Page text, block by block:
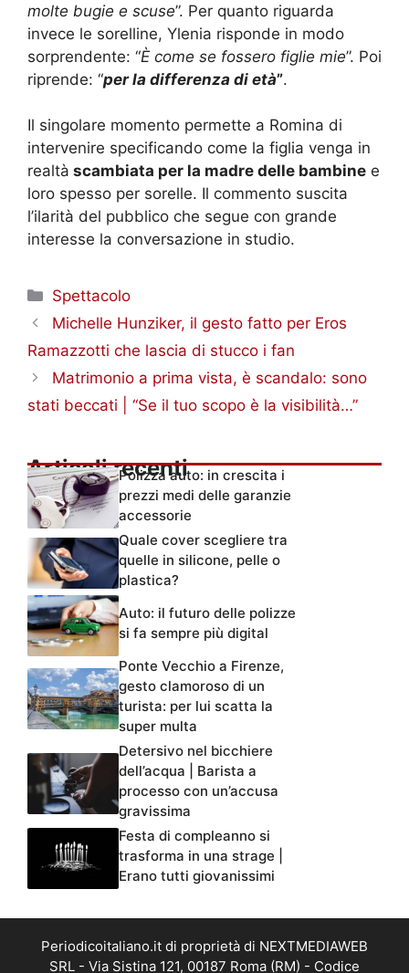
molte bugie e scuse”. Per quanto riguarda
invece le sorelline, Ylenia risponde in modo
sorprendente: “È come se fossero figlie mie”. Poi
riprende: “per la differenza di età”.
Il singolare momento permette a Romina di
intervenire specificando come la figlia venga in
realtà scambiata per la madre delle bambine e
loro spesso per sorelle. Il commento suscita
l’ilarità del pubblico che segue con grande
interesse la conversazione in studio.
Categorie
Spettacolo
Michelle Hunziker, il gesto fatto per Eros
Ramazzotti che lascia di stucco i fan
Matrimonio a prima vista, è scandalo: sono
stati beccati | “Se il tuo scopo è la visibilità…”
Articoli recentiPolizza auto: in crescita i
prezzi medi delle garanzie
accessorie
Quale cover scegliere tra
quelle in silicone, pelle o
plastica?
Auto: il futuro delle polizze
si fa sempre più digital
Ponte Vecchio a Firenze,
gesto clamoroso di un
turista: per lui scatta la
super multa
Detersivo nel bicchiere
dell’acqua | Barista a
processo con un’accusa
gravissima
Festa di compleanno si
trasforma in una strage |
Erano tutti giovanissimi
Periodicoitaliano.it di proprietà di NEXTMEDIAWEB
SRL - Via Sistina 121, 00187 Roma (RM) - Codice